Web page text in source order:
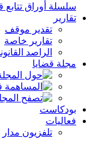
سلسلة أوراق تتابع
تقارير
تقدير موقف
تقارير خاصة
الراصد
مجلة قضايا
بودكاست
فعاليات
تلفزيون مدار